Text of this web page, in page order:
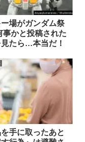
ー場がガンダム祭
事かと投稿された
たら…本当だ！
を手に取ったあと